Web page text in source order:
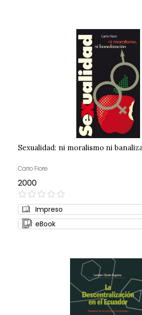
Sexualidad: ni moralismo ni
Carlo Fiore
2000
0%
Impreso
eBook